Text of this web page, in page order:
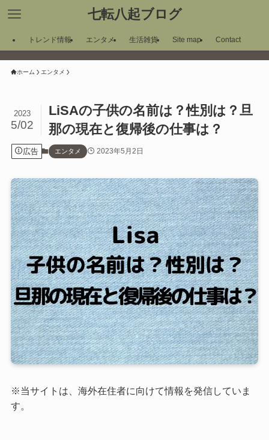
七転八起ブログ
トレンド情報 エンタメ 生活雑貨 Site map Contact
ホーム エンタメ
LiSAの子供の名前は？性別は？旦
那の現在と復帰後の仕事は？
2023
5/02
広告 エンタメ 2023年5月2日
※当サイトは、海外在住者に向けて情報を発信していま
す。